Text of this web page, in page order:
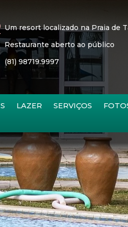
Um resort localizado na Praia de
Restaurante aberto ao público
(81) 98719.9997
LAZER SERVIÇOS